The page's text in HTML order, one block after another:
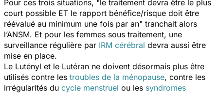
Pour ces trois situations, "le traitement devra être le plus
court possible ET le rapport bénéfice/risque doit être
réévalué au minimum une fois par an" tranchait alors
l’ANSM. Et pour les femmes sous traitement, une
surveillance régulière par IRM cérébral devra aussi être
mise en place.
Le Lutényl et le Lutéran ne doivent désormais plus être
utilisés contre les troubles de la ménopause, contre les
irrégularités du cycle menstruel ou les syndromes